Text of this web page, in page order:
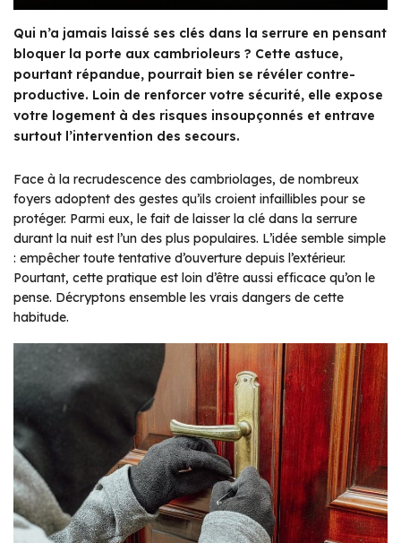
Qui n’a jamais laissé ses clés dans la serrure en pensant
bloquer la porte aux cambrioleurs ? Cette astuce,
pourtant répandue, pourrait bien se révéler contre-
productive. Loin de renforcer votre sécurité, elle expose
votre logement à des risques insoupçonnés et entrave
surtout l’intervention des secours.
Face à la recrudescence des cambriolages, de nombreux
foyers adoptent des gestes qu’ils croient infaillibles pour se
protéger. Parmi eux, le fait de laisser la clé dans la serrure
durant la nuit est l’un des plus populaires. L’idée semble simple
: empêcher toute tentative d’ouverture depuis l’extérieur.
Pourtant, cette pratique est loin d’être aussi efficace qu’on le
pense. Décryptons ensemble les vrais dangers de cette
habitude.